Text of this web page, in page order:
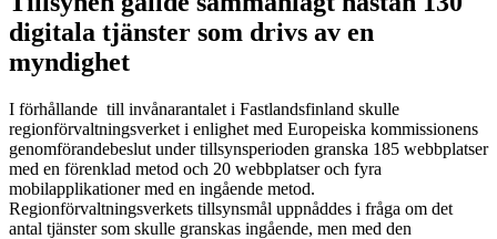
digitala tjänster som drivs av en
myndighet
I förhållande till invånarantalet i Fastlandsfinland skulle
regionförvaltningsverket i enlighet med Europeiska kommissionens
genomförandebeslut under tillsynsperioden granska 185 webbplatser
med en förenklad metod och 20 webbplatser och fyra
mobilapplikationer med en ingående metod.
Regionförvaltningsverkets tillsynsmål uppnåddes i fråga om det
antal tjänster som skulle granskas ingående, men med den